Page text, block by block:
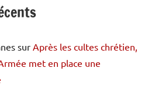
sur Après les cultes chrétien,
met en place une